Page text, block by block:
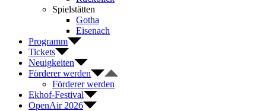
Spielstätten
Gotha
Eisenach
Programm
Tickets
Neuigkeiten
Förderer werden
Förderer werden
Ekhof-Festival
OpenAir 2026